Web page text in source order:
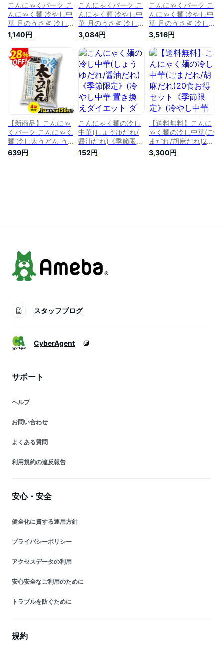
こんにゃくパーク こ
んにゃく麺 冷やし中
華 月のうさぎ 冷し
中華こんにゃく 醤油
こんにゃくラーメン
ダイエット食品 置き
換え 170g ×3食入
1,140円
こんにゃくパーク こ
んにゃく麺 冷やし中
華 月のうさぎ 冷し
中華こんにゃく 醤油
こんにゃくラーメン
ダイエット食品 置き
換え 170g ×24食入
3,084円
こんにゃくパーク こ
んにゃく麺 冷やし中
華 月のうさぎ 冷し
中華こんにゃく ごま
だれ こんにゃくラー
メン 170g ×24食入
3,516円
【新商品】こんにゃ
くパーク こんにゃく
麺 冷し太うどん う
どん麺 カロリーオフ
麺 大豆麺 低糖質 ダ
639円
こんにゃく麺の冷し
中華(しょうゆだれ/
醤油だれ)《季節限
定》(冷やし中華 置
き換えダイエット ダ
152円
【送料無料】こんに
ゃく麺の冷し中華(ご
まだれ/胡麻だれ)20
食お得セット《季節
限定》(冷やし中華
3,300円
スタッフブログ
CyberAgent
サポート
ヘルプ
お問い合わせ
よくある質問
利用規約の違反報告
安心・安全
健全化に資する運用方針
プライバシーポリシー
アクセスデータの利用
安心安全なご利用のために
トラブルを防ぐために
規約